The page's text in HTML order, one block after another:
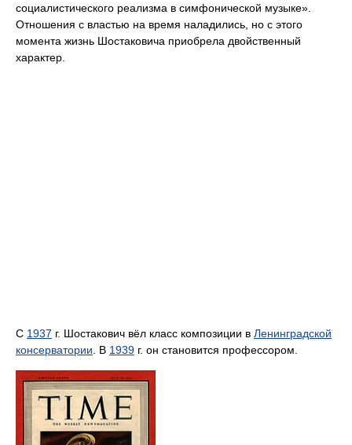
социалистического реализма в симфонической музыке».
Отношения с властью на время наладились, но с этого
момента жизнь Шостаковича приобрела двойственный
характер.
С 1937 г. Шостакович вёл класс композиции в Ленинградской
консерватории. В 1939 г. он становится профессором.